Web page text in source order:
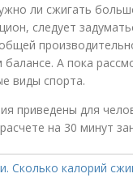
ли сжигать
следует
балансе. А пока
виды спорта.
приведены для
на 30 минут